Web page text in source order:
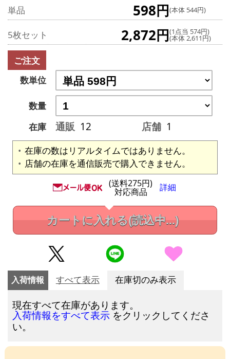
単品 598円(本体 544円)
5枚セット 2,872円(1点当 574円)
(本体 2,611円)
ご注文
数単位
数量
在庫
通販 12 店舗 1
在庫の数はリアルタイムではありません。
店舗の在庫を通信販売で購入できません。
(送料275円)
対応商品 詳細
カートに入れる(読込中...)
入荷情報 すべて表示 在庫切のみ表示
現在すべて在庫があります。
入荷情報をすべて表示 をクリックしてくださ
い。